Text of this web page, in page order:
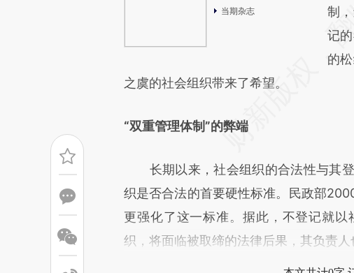
当期杂志
成
制
记
的
之虞的社会组织带来了希望。
“双重管理体制”的弊端
长期以来，社会组织的合法性与其登
织是否合法的首要硬性标准。民政部
更强化了这一标准。据此，不登记就
织，将面临被取缔的法律后果，其负责人